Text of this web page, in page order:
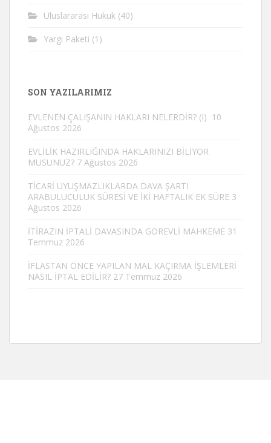
Uluslararası Hukuk (40)
Yargı Paketi (1)
SON YAZILARIMIZ
EVLENEN ÇALIŞANIN HAKLARI NELERDİR? (I) 10
Ağustos 2026
EVLİLİK HAZIRLIĞINDA HAKLARINIZI BİLİYOR
MUSUNUZ? 7 Ağustos 2026
TİCARİ UYUŞMAZLIKLARDA DAVA ŞARTI
ARABULUCULUK SÜRESİ VE İKİ HAFTALIK EK SÜRE 3
Ağustos 2026
İTİRAZIN İPTALİ DAVASINDA GÖREVLİ MAHKEME 31
Temmuz 2026
İFLASTAN ÖNCE YAPILAN MAL KAÇIRMA İŞLEMLERİ
NASIL İPTAL EDİLİR? 27 Temmuz 2026